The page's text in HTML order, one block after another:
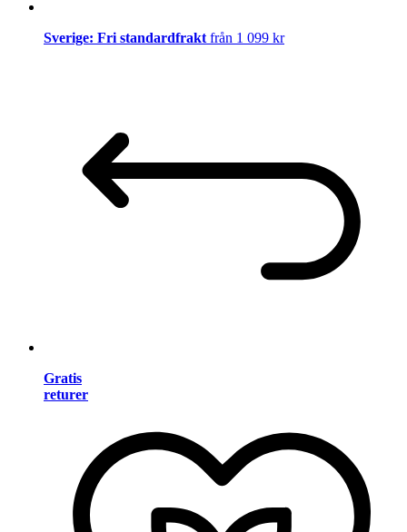
Sverige: Fri standardfrakt från 1 099 kr
Gratis
returer